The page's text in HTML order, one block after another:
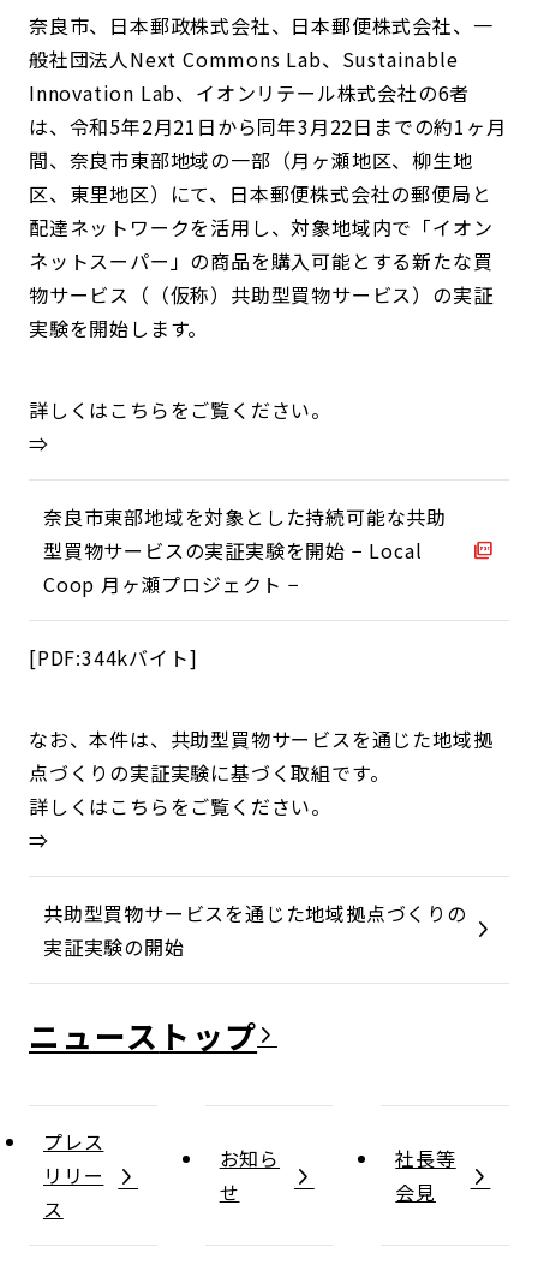
奈良市、日本郵政株式会社、日本郵便株式会社、一
般社団法人Next Commons Lab、Sustainable
Innovation Lab、イオンリテール株式会社の6者
は、令和5年2月21日から同年3月22日までの約1ヶ月
間、奈良市東部地域の一部（月ヶ瀬地区、柳生地
区、東里地区）にて、日本郵便株式会社の郵便局と
配達ネットワークを活用し、対象地域内で「イオン
ネットスーパー」の商品を購入可能とする新たな買
物サービス（（仮称）共助型買物サービス）の実証
実験を開始します。
詳しくはこちらをご覧ください。
⇒
奈良市東部地域を対象とした持続可能な共助
型買物サービスの実証実験を開始 − Local
Coop 月ヶ瀬プロジェクト −
[PDF:344kバイト]
なお、本件は、共助型買物サービスを通じた地域拠
点づくりの実証実験に基づく取組です。
詳しくはこちらをご覧ください。
⇒
共助型買物サービスを通じた地域拠点づくりの
実証実験の開始
ニュース
プレス
リリー
ス
お知ら
せ
社長等
会見